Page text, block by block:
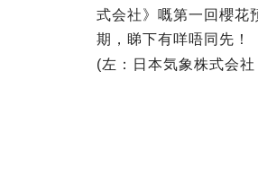
式会社》嘅第一回櫻花
期，睇下有咩唔同先！
(左：日本気象株式会